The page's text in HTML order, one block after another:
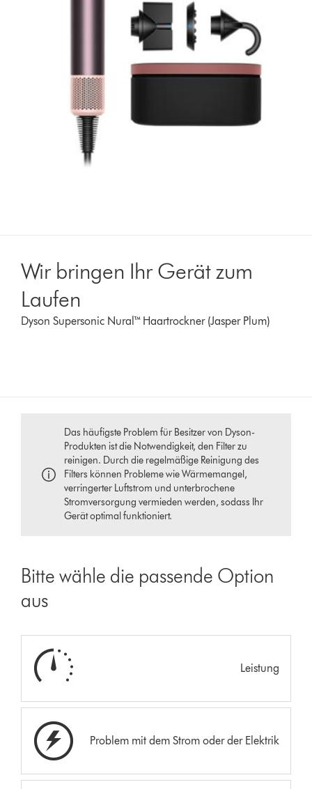
Wir bringen Ihr Gerät zum
Laufen
Dyson Supersonic Nural™ Haartrockner (Jasper Plum)
Das häufigste Problem für Besitzer von Dyson-
Produkten ist die Notwendigkeit, den Filter zu
reinigen. Durch die regelmäßige Reinigung des
Filters können Probleme wie Wärmemangel,
verringerter Luftstrom und unterbrochene
Stromversorgung vermieden werden, sodass Ihr
Gerät optimal funktioniert.
Bitte wähle die passende Option
aus
Leistung
Problem mit dem Strom oder der Elektrik